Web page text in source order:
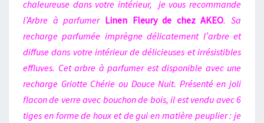
chaleureuse dans votre intérieur, je vous recommande
l’Arbre à parfumer Linen Fleury de chez AKEO. Sa
recharge parfumée imprègne délicatement l’arbre et
diffuse dans votre intérieur de délicieuses et irrésistibles
effluves. Cet arbre à parfumer est disponible avec une
recharge Griotte Chérie ou Douce Nuit. Présenté en joli
flacon de verre avec bouchon de bois, il est vendu avec 6
tiges en forme de houx et de gui en matière peuplier : je